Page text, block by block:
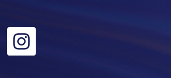
轉